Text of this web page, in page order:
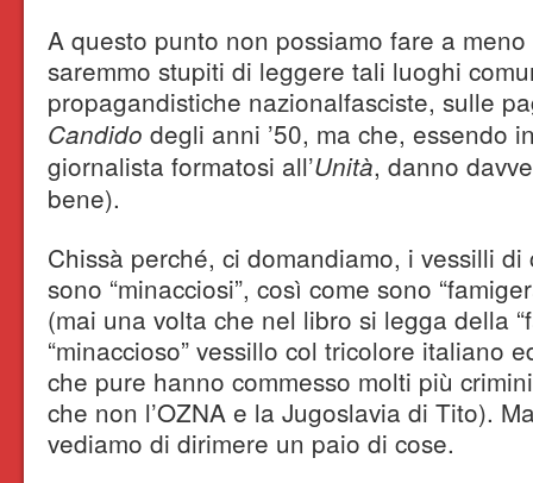
A questo punto non possiamo fare a
saremmo stupiti di leggere tali luoghi
propagandistiche nazionalfasciste, sulle
Candido degli anni ’50, ma che, essendo
giornalista formatosi all’Unità, danno
bene).
Chissà perché, ci domandiamo, i vessilli di
sono “minacciosi”, così come sono
(mai una volta che nel libro si legga della
“minaccioso” vessillo col tricolore italiano
che pure hanno commesso molti più
che non l’OZNA e la Jugoslavia di Tito).
vediamo di dirimere un paio di cose.